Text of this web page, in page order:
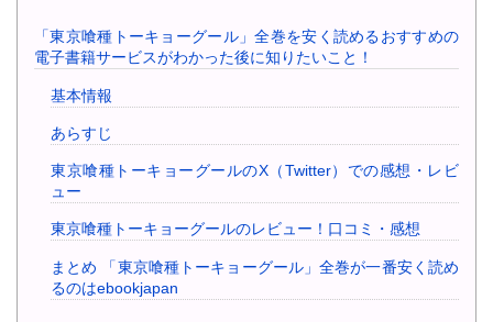
「東京喰種トーキョーグール」全巻を安く読めるおすすめの
電子書籍サービスがわかった後に知りたいこと！
基本情報
あらすじ
東京喰種トーキョーグールのX（Twitter）での感想・レビ
ュー
東京喰種トーキョーグールのレビュー！口コミ・感想
まとめ 「東京喰種トーキョーグール」全巻が一番安く読め
るのはebookjapan